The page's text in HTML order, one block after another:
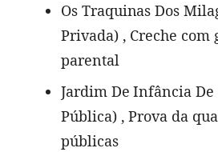
Os Traquinas Dos
Privada) , Creche com
parental
Jardim De Infância
Pública) , Prova da
públicas